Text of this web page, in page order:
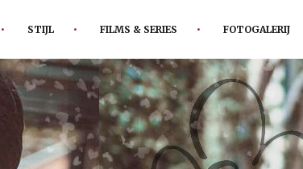
STIJL FILMS & SERIES FOTOGALERIJ